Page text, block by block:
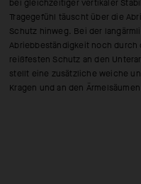
bei gleichzeitiger vertikaler
Tragegefühl täuscht über die
Schutz hinweg. Bei der
Abriebbeständigkeit noch durch
reißfesten Schutz an den
stellt eine zusätzliche weiche
Kragen und an den Ärmelsäumen